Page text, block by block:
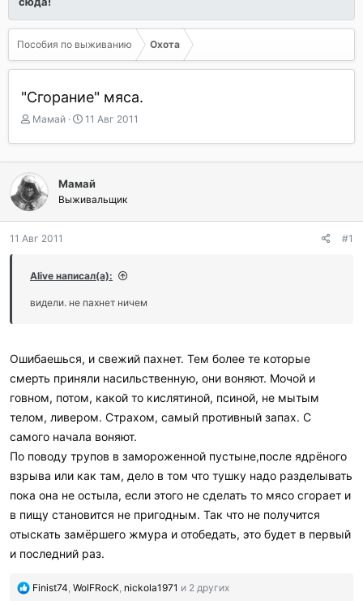
Пособия по выживанию Охота
"Сгорание" мяса.
А
т
о
р
т
е
м
ы
Мамай
Д
т
а
а
ч
а
11 Авг 2011
Мамай
Выживальщик
11 Авг 2011 #1
Alive написал(а):
видели. не пахнет ничем
Ошибаешься, и свежий пахнет. Тем более те которые
смерть приняли насильственную, они воняют. Мочой и
говном, потом, какой то кислятиной, псиной, не мытым
телом, ливером. Страхом, самый противный запах. С
самого начала воняют.
По поводу трупов в замороженной пустыне,после ядрёного
взрыва или как там, дело в том что тушку надо разделывать
пока она не остыла, если этого не сделать то мясо сгорает и
в пищу становится не пригодным. Так что не получится
отыскать замёршего жмура и отобедать, это будет в первый
и последний раз.
П
Finist74, WolFRocK, nickola1971 и 2 других